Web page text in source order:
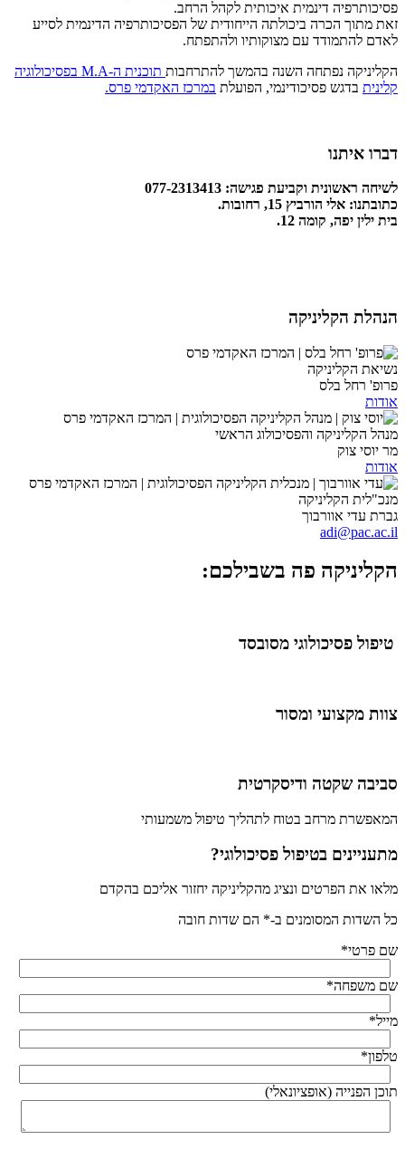
פסיכותרפיה דינמית איכותית לקהל הרחב.
זאת מתוך הכרה ביכולתה הייחודית של הפסיכותרפיה הדינמית לסייע
לאדם להתמודד עם מצוקותיו ולהתפתח.
הקליניקה נפתחה השנה בהמשך להתרחבות
תוכנית ה-M.A בפסיכולוגיה
קלינית בדגש פסיכודינמי, הפועלת במרכז האקדמי פרס.
דברו איתנו
לשיחה ראשונית וקביעת פגישה: 077-2313413
כתובתנו: אלי הורביץ 15, רחובות.
בית ילין יפה, קומה 12.
הנהלת הקליניקה
נשיאת הקליניקה
פרופ' רחל בלס
אודות
מנהל הקליניקה והפסיכולוג הראשי
מר יוסי צוק
אודות
מנכ"לית הקליניקה
גברת עדי אוורבוך
adi@pac.ac.il
הקליניקה פה בשבילכם:
טיפול פסיכולוגי מסובסד
צוות מקצועי ומסור
סביבה שקטה ודיסקרטית
המאפשרת מרחב בטוח לתהליך טיפול משמעותי
מתעניינים בטיפול פסיכולוגי?
מלאו את הפרטים ונציג מהקליניקה יחזור אליכם בהקדם
כל השדות המסומנים ב-* הם שדות חובה
שם פרטי*
שם משפחה*
מייל*
טלפון*
תוכן הפנייה (אופציונאלי)